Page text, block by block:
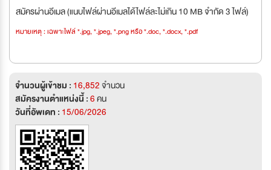
สมัครผ่านอีเมล (แนบไฟล์ผ่านอีเมลได้ไฟล์ละไม่เกิน 10 MB จำกัด 3 ไฟล์)
หมายเหตุ : เฉพาะไฟล์ *.jpg, *.jpeg, *.png หรือ *.doc, *.docx, *.pdf
จำนวนผู้เข้าชม : 16,852จำนวน
สมัครงานตำแหน่งนี้ :6คน
วันที่อัพเดท : 15/06/2026